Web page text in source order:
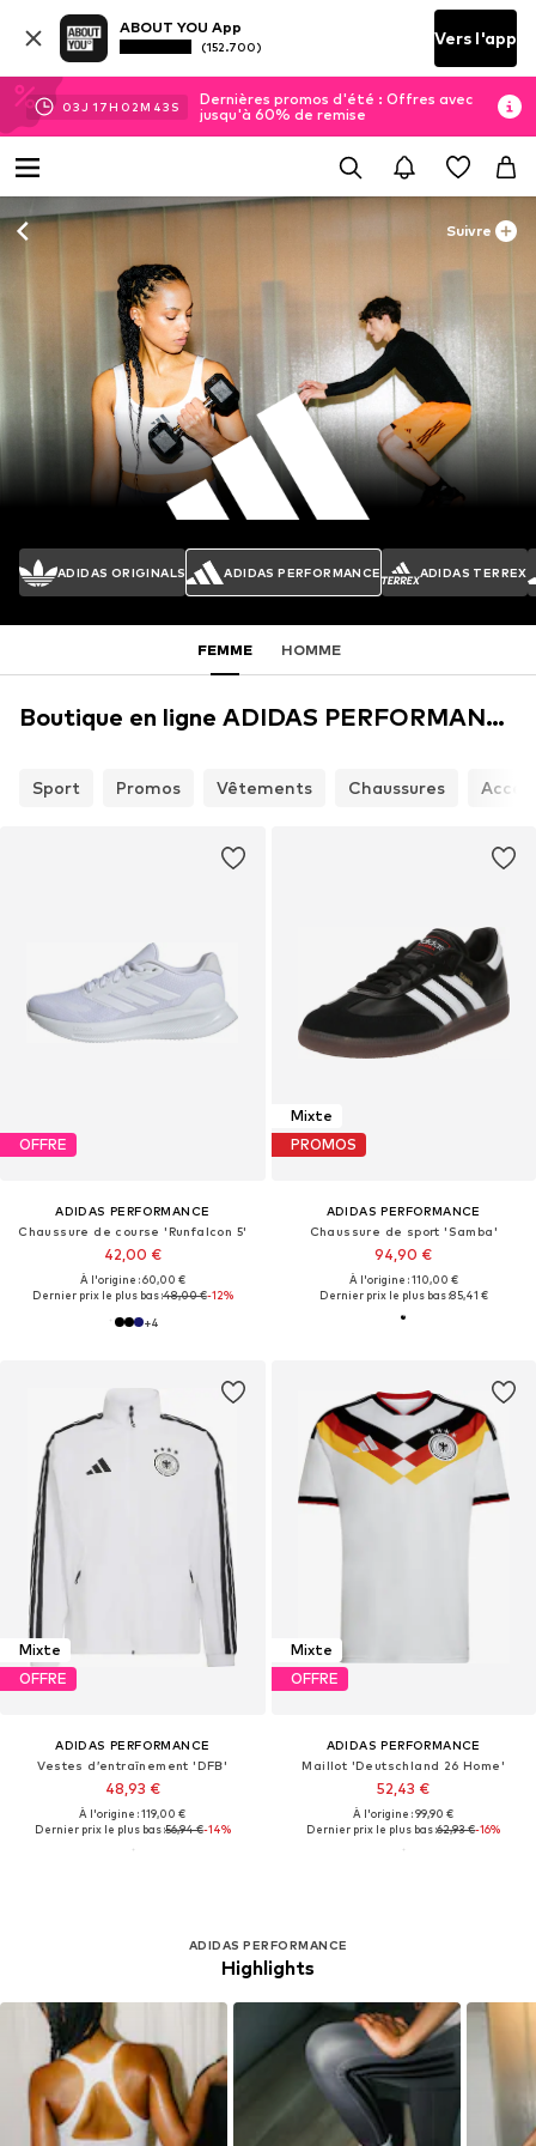
ABOUT YOU App
(152.700) Vers l'app
03J 17H 02M 40 S
Dernières promos d'été : Offres avec
jusqu'à 60% de remise
Suivre
ADIDAS ORIGINALS ADIDAS PERFORMANCE ADIDAS TERREX
FEMME HOMME
Boutique en ligne ADIDAS PERFORMANCE
Sport Promos Vêtements Chaussures
OFFRE
ADIDAS PERFORMANCE
Chaussure de course 'Runfalcon 5'
42,00 €
À l'origine : 60,00 €
Dernier prix le plus bas :48,00 €-12%
+4
Mixte
PROMOS
ADIDAS PERFORMANCE
Chaussure de sport 'Samba'
94,90 €
À l'origine : 110,00 €
Dernier prix le plus bas :85,41 €
Mixte
OFFRE
ADIDAS PERFORMANCE
Vestes d’entraînement 'DFB'
48,93 €
À l'origine : 119,00 €
Dernier prix le plus bas :56,94 €-14%
Mixte
OFFRE
ADIDAS PERFORMANCE
Maillot 'Deutschland 26 Home'
52,43 €
À l'origine : 99,90 €
Dernier prix le plus bas :62,93 €-16%
ADIDAS PERFORMANCE
Highlights